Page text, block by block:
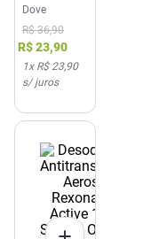
Dove 350ml
+
Condicionador
Dove Bond
Intense
Repair
Dove
R$ 36,90
R$23,90
1x R$ 23,90
s/ juros
SUPER OFERTA